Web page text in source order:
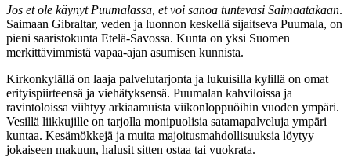
Jos et ole käynyt Puumalassa, et voi sanoa tuntevasi Saimaatakaan.
Saimaan Gibraltar, veden ja luonnon keskellä sijaitseva Puumala, on
pieni saaristokunta Etelä-Savossa. Kunta on yksi Suomen
merkittävimmistä vapaa-ajan asumisen kunnista.
Kirkonkylällä on laaja palvelutarjonta ja lukuisilla kylillä on omat
erityispiirteensä ja viehätyksensä. Puumalan kahviloissa ja
ravintoloissa viihtyy arkiaamuista viikonloppuöihin vuoden ympäri.
Vesillä liikkujille on tarjolla monipuolisia satamapalveluja ympäri
kuntaa. Kesämökkejä ja muita majoitusmahdollisuuksia löytyy
jokaiseen makuun, halusit sitten ostaa tai vuokrata.